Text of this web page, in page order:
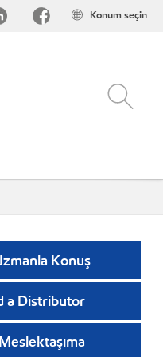
Konum seçin
Konuş
a Distributor